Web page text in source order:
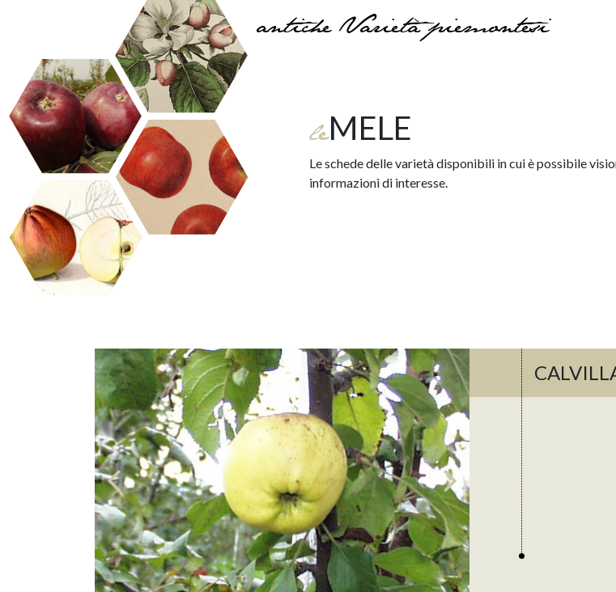
antiche Varietà piemontesi
leMELE
Le schede delle varietà disponibili in cui è possibile
informazioni di interesse.